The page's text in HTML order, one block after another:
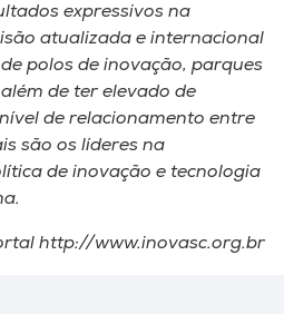
expressivos na
atualizada e internacional
polos de inovação, parques
de ter elevado de
de relacionamento entre
são os líderes na
de inovação e tecnologia
http://www.inovasc.org.br